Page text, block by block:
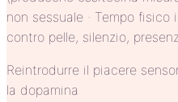
non sessuale · Tempo
contro pelle, silenzio,
Reintrodurre il piacere
la dopamina